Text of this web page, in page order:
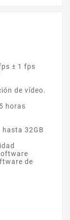
± 1 fps
de vídeo.
horas
32GB
de